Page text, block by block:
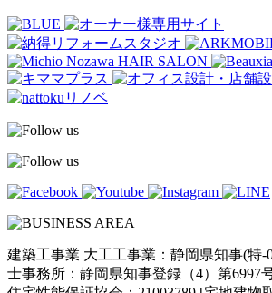
建築工事業 大工工事業：静岡県知事(特
士事務所：静岡県知事登録（4）第6997